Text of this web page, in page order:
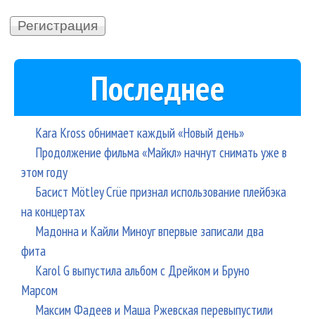
Последнее
Kara Kross обнимает каждый «Новый день»
Продолжение фильма «Майкл» начнут снимать уже в
этом году
Басист Mötley Crüe признал использование плейбэка
на концертах
Мадонна и Кайли Миноуг впервые записали два
фита
Karol G выпустила альбом с Дрейком и Бруно
Марсом
Максим Фадеев и Маша Ржевская перевыпустили